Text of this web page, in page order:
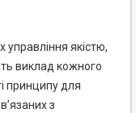
якістю,
виклад кожного
принципу для
з